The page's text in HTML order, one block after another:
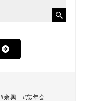
#余興
#忘年会